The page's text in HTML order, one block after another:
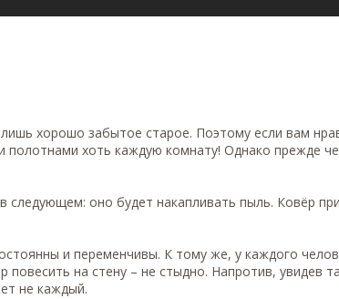
хорошо забытое старое. Поэтому если вам
хоть каждую комнату! Однако прежде
оно будет накапливать пыль. Ковёр
и переменчивы. К тому же, у каждого
на стену – не стыдно. Напротив, увидев
не каждый.